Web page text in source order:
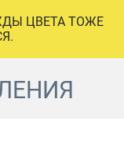
ЦВЕТА ТОЖЕ